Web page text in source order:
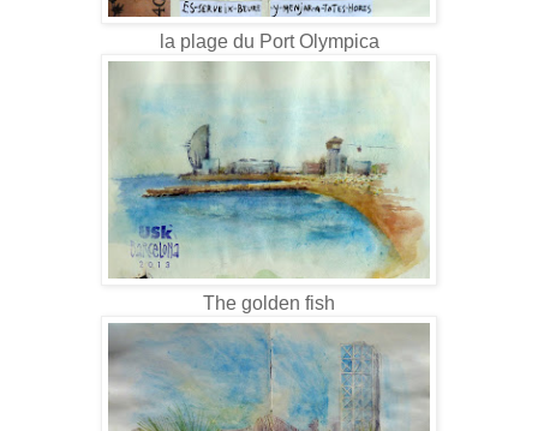
la plage du Port Olympica
The golden fish